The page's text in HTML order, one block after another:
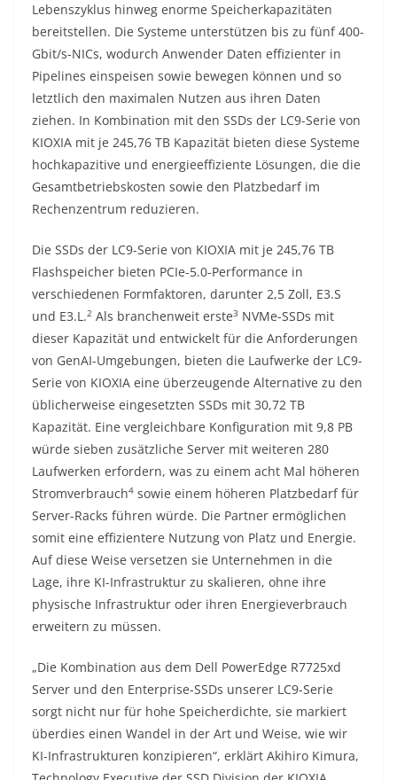
Lebenszyklus hinweg enorme Speicherkapazitäten
bereitstellen. Die Systeme unterstützen bis zu fünf 400-
Gbit/s-NICs, wodurch Anwender Daten effizienter in
Pipelines einspeisen sowie bewegen können und so
letztlich den maximalen Nutzen aus ihren Daten
ziehen. In Kombination mit den SSDs der LC9-Serie von
KIOXIA mit je 245,76 TB Kapazität bieten diese Systeme
hochkapazitive und energieeffiziente Lösungen, die die
Gesamtbetriebskosten sowie den Platzbedarf im
Rechenzentrum reduzieren.
Die SSDs der LC9-Serie von KIOXIA mit je 245,76 TB
Flashspeicher bieten PCIe-5.0-Performance in
verschiedenen Formfaktoren, darunter 2,5 Zoll, E3.S
und E3.L.2 Als branchenweit erste3 NVMe-SSDs mit
dieser Kapazität und entwickelt für die Anforderungen
von GenAI-Umgebungen, bieten die Laufwerke der LC9-
Serie von KIOXIA eine überzeugende Alternative zu den
üblicherweise eingesetzten SSDs mit 30,72 TB
Kapazität. Eine vergleichbare Konfiguration mit 9,8 PB
würde sieben zusätzliche Server mit weiteren 280
Laufwerken erfordern, was zu einem acht Mal höheren
Stromverbrauch4 sowie einem höheren Platzbedarf für
Server-Racks führen würde. Die Partner ermöglichen
somit eine effizientere Nutzung von Platz und Energie.
Auf diese Weise versetzen sie Unternehmen in die
Lage, ihre KI-Infrastruktur zu skalieren, ohne ihre
physische Infrastruktur oder ihren Energieverbrauch
erweitern zu müssen.
„Die Kombination aus dem Dell PowerEdge R7725xd
Server und den Enterprise-SSDs unserer LC9-Serie
sorgt nicht nur für hohe Speicherdichte, sie markiert
überdies einen Wandel in der Art und Weise, wie wir
KI-Infrastrukturen konzipieren“, erklärt Akihiro Kimura,